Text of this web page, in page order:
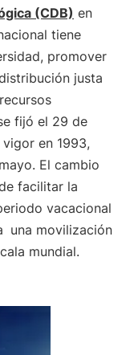
(CDB) en
tiene
promover
justa
fijó el 29 de
en 1993,
El cambio
facilitar la
vacacional
una movilización
mundial.